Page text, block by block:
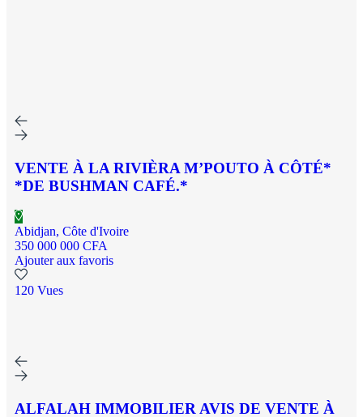
VENTE À LA RIVIÈRA M’POUTO À CÔTÉ*
*DE BUSHMAN CAFÉ.*
Abidjan, Côte d'Ivoire
350 000 000 CFA
Ajouter aux favoris
120 Vues
ALFALAH IMMOBILIER AVIS DE VENTE À